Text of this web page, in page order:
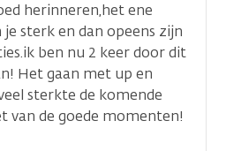
herinneren,het ene
sterk en dan opeens zijn
ben nu 2 keer door dit
Het gaan met up en
sterkte de komende
van de goede momenten!